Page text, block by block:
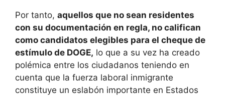
Por tanto, aquellos que no sean residentes
con su documentación en regla, no califican
como candidatos elegibles para el cheque de
estímulo de DOGE, lo que a su vez ha creado
polémica entre los ciudadanos teniendo en
cuenta que la fuerza laboral inmigrante
constituye un eslabón importante en Estados